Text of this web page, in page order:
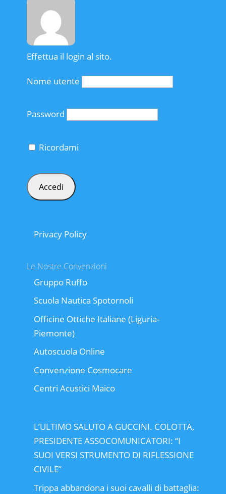
Effettua il login al sito.
Nome utente
Password
Ricordami
Privacy Policy
Le Nostre Convenzioni
Gruppo Ruffo
Scuola Nautica Spotornoli
Officine Ottiche Italiane (Liguria-
Piemonte)
Autoscuola Online
Convenzione Cosmocare
Centri Acustici Maico
L’ULTIMO SALUTO A GUCCINI. COLOTTA,
PRESIDENTE ASSOCOMUNICATORI: “I
SUOI VERSI STRUMENTO DI RIFLESSIONE
CIVILE”
Trippa abbandona i suoi cavalli di battaglia: